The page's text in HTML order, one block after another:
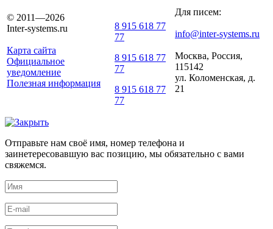
© 2011—2026
Inter-systems.ru
Карта сайта
Официальное
уведомление
Полезная информация
8 915 618 77
77
8 915 618 77
77
8 915 618 77
77
Для писем:
info@inter-systems.ru
Москва, Россия,
115142
ул. Коломенская, д.
21
Отправьте нам своё имя, номер телефона и
заинетересовавшую вас позицию, мы обязательно с вами
свяжемся.